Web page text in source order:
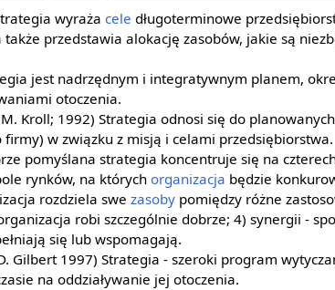
wyraża cele długoterminowe
także przedstawia alokację zasobów, jakie są
jest nadrzędnym i integratywnym planem,
otoczenia.
Kroll; 1992) Strategia odnosi się do
w związku z misją i celami przedsiębiorstwa.
pomyślana strategia koncentruje się na
rynków, na którychorganizacja będzie
rozdziela swe zasobypomiędzy różne
robi szczególnie dobrze; 4) synergii -
się lub wspomagają.
Gilbert 1997) Strategia - szeroki program
na oddziaływanie jej otoczenia.